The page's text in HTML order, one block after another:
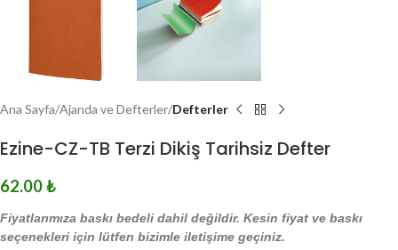
Ana Sayfa Ajanda ve Defterler Defterler
Ezine-CZ-TB Terzi Dikiş Tarihsiz Defter
62.00₺
Fiyatlarımıza baskı bedeli dahil değildir. Kesin fiyat ve baskı
seçenekleri için lütfen bizimle iletişime geçiniz.